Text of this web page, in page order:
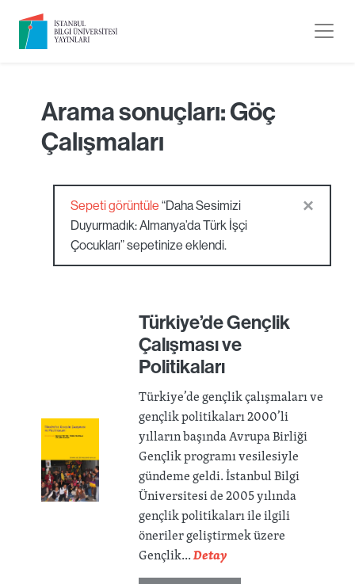
Arama sonuçları: Göç
Çalışmaları
Sepeti görüntüle “Daha Sesimizi
Duyurmadık: Almanya’da Türk İşçi
Çocukları” sepetinize eklendi.
×
Türkiye’de Gençlik
Çalışması ve
Politikaları
Türkiye’de gençlik çalışmaları ve
gençlik politikaları 2000’li
yılların başında Avrupa Birliği
Gençlik programı vesilesiyle
gündeme geldi. İstanbul Bilgi
Üniversitesi de 2005 yılında
gençlik politikaları ile ilgili
öneriler geliştirmek üzere
Gençlik...Detay